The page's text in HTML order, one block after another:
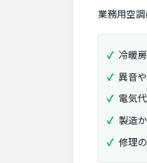
業務用空
冷暖
異音
電気
製造
修理